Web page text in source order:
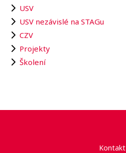
USV
USV nezávislé na STAGu
CZV
Projekty
Školení
Kontakt